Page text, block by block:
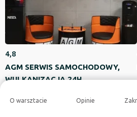
4,8
AGM SERWIS SAMOCHODOWY,
WULKANIZACJA 24H
O warsztacie Opinie